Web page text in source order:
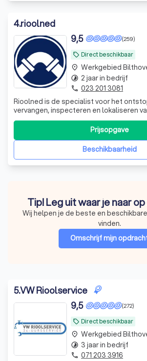
4.rioolned
local_offer Direct beschikbaar
(259)
9,5
Rioolned is de specialist voor het
vervangen, inspecteren en lokaliseren
en leidingen.
Beschikbaarheid
Prijsopgave
place Werkgebied
timelapse 2 jaar in bedrijf
phone 023 201 3081
Tip! Leg uit waar je naar
Wij helpen je de beste en
vinden.
Omschrijf mijn
5.VW Rioolservice
local_offer Direct beschikbaar
(272)
9,5
place Werkgebied
timelapse 3 jaar in bedrijf
phone 071 203 3916